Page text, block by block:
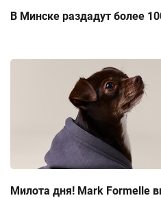
В Минске раздадут более
Милота дня! Mark Formelle